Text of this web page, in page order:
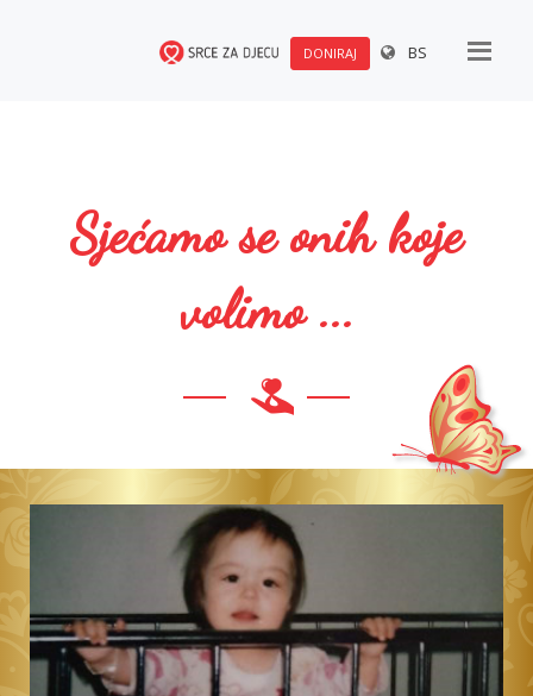
DONIRAJ BS
Sjećamo se onih koje
volimo ...